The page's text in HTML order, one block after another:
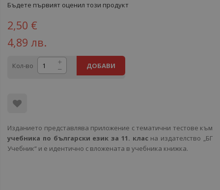
Бъдете първият оценил този продукт
2,50 €
4,89 лв.
Кол-во ДОБАВИ
Изданието представлява приложение с тематични тестове към
учебника по български език за 11. клас на издателство „БГ
Учебник“ и е идентично с вложената в учебника книжка.